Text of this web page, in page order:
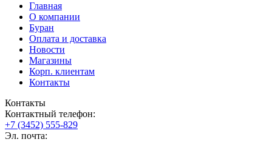
Главная
О компании
Буран
Оплата и доставка
Новости
Магазины
Корп. клиентам
Контакты
Контакты
Контактный телефон:
+7 (3452) 555-829
Эл. почта: